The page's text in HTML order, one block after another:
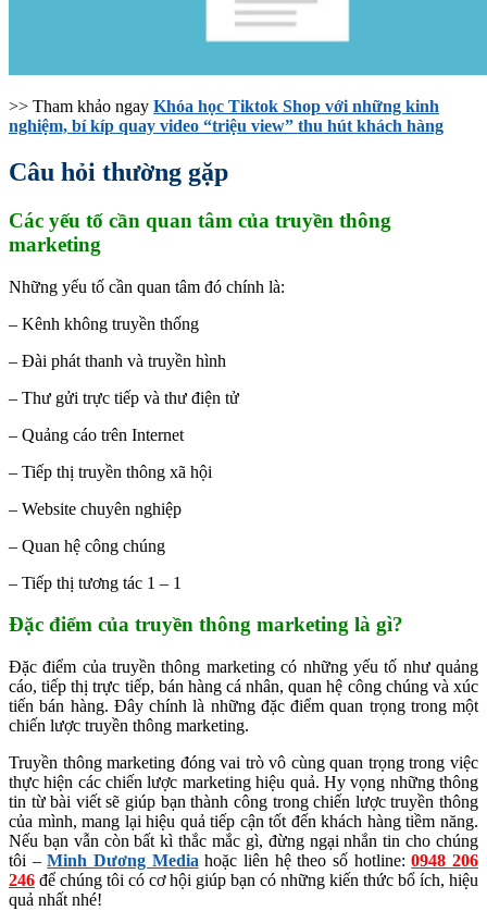
>> Tham khảo ngay Khóa học Tiktok Shop với những kinh
nghiệm, bí kíp quay video “triệu view” thu hút khách hàng
Câu hỏi thường gặp
Các yếu tố cần quan tâm của truyền thông
marketing
Những yếu tố cần quan tâm đó chính là:
– Kênh không truyền thống
– Đài phát thanh và truyền hình
– Thư gửi trực tiếp và thư điện tử
– Quảng cáo trên Internet
– Tiếp thị truyền thông xã hội
– Website chuyên nghiệp
– Quan hệ công chúng
– Tiếp thị tương tác 1 – 1
Đặc điểm của truyền thông marketing là gì?
Đặc điểm của truyền thông marketing có những yếu tố như quảng
cáo, tiếp thị trực tiếp, bán hàng cá nhân, quan hệ công chúng và xúc
tiến bán hàng. Đây chính là những đặc điểm quan trọng trong một
chiến lược truyền thông marketing.
Truyền thông marketing đóng vai trò vô cùng quan trọng trong việc
thực hiện các chiến lược marketing hiệu quả. Hy vọng những thông
tin từ bài viết sẽ giúp bạn thành công trong chiến lược truyền thông
của mình, mang lại hiệu quả tiếp cận tốt đến khách hàng tiềm năng.
Nếu bạn vẫn còn bất kì thắc mắc gì, đừng ngại nhắn tin cho chúng
tôi –Minh Dương Media hoặc liên hệ theo số hotline:0948 206
246 để chúng tôi có cơ hội giúp bạn có những kiến thức bổ ích, hiệu
quả nhất nhé!